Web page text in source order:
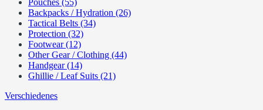
Pouches (55)
Backpacks / Hydration (26)
Tactical Belts (34)
Protection (32)
Footwear (12)
Other Gear / Clothing (44)
Handgear (14)
Ghillie / Leaf Suits (21)
Verschiedenes